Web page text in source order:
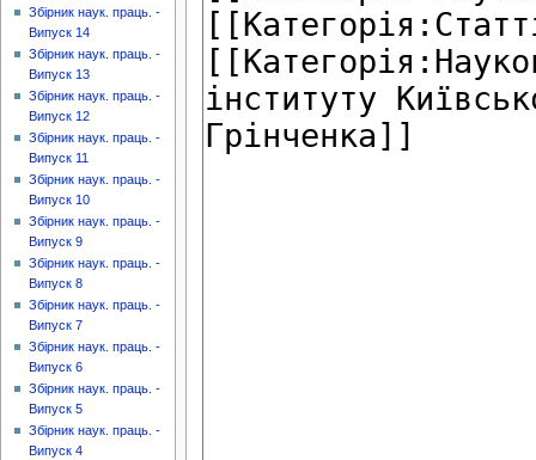
Збірник наук. праць. -
Випуск 14
Збірник наук. праць. -
Випуск 13
Збірник наук. праць. -
Випуск 12
Збірник наук. праць. -
Випуск 11
Збірник наук. праць. -
Випуск 10
Збірник наук. праць. -
Випуск 9
Збірник наук. праць. -
Випуск 8
Збірник наук. праць. -
Випуск 7
Збірник наук. праць. -
Випуск 6
Збірник наук. праць. -
Випуск 5
Збірник наук. праць. -
Випуск 4